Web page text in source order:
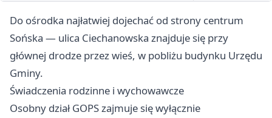
Do ośrodka najłatwiej dojechać od strony centrum
Sońska — ulica Ciechanowska znajduje się przy
głównej drodze przez wieś, w pobliżu budynku Urzędu
Gminy.
Świadczenia rodzinne i wychowawcze
Osobny dział GOPS zajmuje się wyłącznie